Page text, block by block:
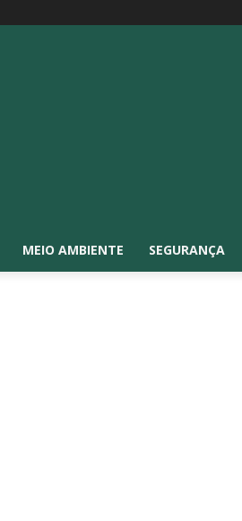
MEIO AMBIENTE SEGURANÇA